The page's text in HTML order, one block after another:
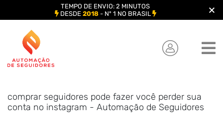
content
comprar seguidores pode fazer você perder sua
conta no instagram - Automação de Seguidores
TEMPO DE ENVIO: 2 MINUTOS
DESDE 2018- Nº 1 NO BRASIL